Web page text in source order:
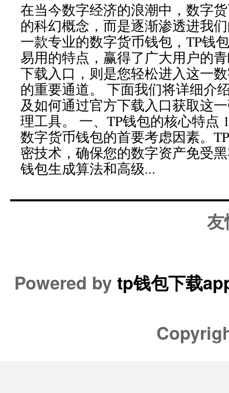
在当今数字经济的浪潮中，数字
的科幻概念，而是逐渐渗透进我
一款专业的数字货币钱包，TP钱
易用的特点，赢得了广大用户的
下载入口，则是您轻松进入这一
的重要通道。 下面我们将详细介
及如何通过官方下载入口获取这
理工具。 一、TP钱包的核心特点
数字货币钱包的首要考虑因素。
密技术，确保您的数字资产免受
钱包生成算法和高级...
Powered by tp钱包下载